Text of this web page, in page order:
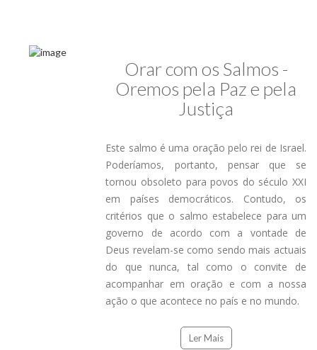
Orar com os Salmos -
Oremos pela Paz e pela
Justiça
Este salmo é uma oração pelo rei de Israel.
Poderíamos, portanto, pensar que se
tornou obsoleto para povos do século XXI
em países democráticos. Contudo, os
critérios que o salmo estabelece para um
governo de acordo com a vontade de
Deus revelam-se como sendo mais actuais
do que nunca, tal como o convite de
acompanhar em oração e com a nossa
ação o que acontece no país e no mundo.
Ler Mais